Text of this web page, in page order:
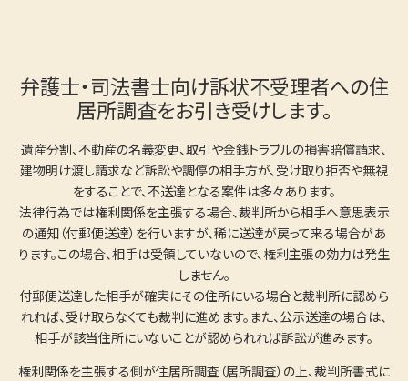
弁護士・司法書士向け訴状不受理者への住
居所調査をお引き受けします。
遺産分割、不動産の名義変更、取引や金銭トラブルの損害賠償請求、
建物明け渡し請求など訴訟や調停の相手方が、受け取り拒否や無視
をすることで、不送達となる案件は多々あります。
法律行為では権利関係を主張する場合、裁判所から相手へ意思表示
の通知（付郵便送達）を行いますが、稀に送達が戻って来る場合があ
ります。この場合、相手は受領していないので、権利主張の効力は発生
しません。
付郵便送達した相手が確実にその住所にいる場合と裁判所に認めら
れれば、受け取らなくても裁判に進めます。また、公示送達の場合は、
相手が該当住所にいないことが認められれば訴訟が進みます。
権利関係を主張する側が住居所調査（居所調査）の上、裁判所書式に